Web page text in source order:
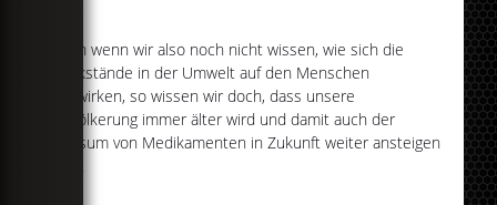
Auch wenn wir also noch nicht wissen, wie sich die
Rückstände in der Umwelt auf den Menschen
auswirken, so wissen wir doch, dass unsere
Bevölkerung immer älter wird und damit auch der
Konsum von Medikamenten in Zukunft weiter ansteigen